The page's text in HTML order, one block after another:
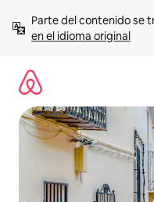
contenido
Parte del contenido se
en el idioma original